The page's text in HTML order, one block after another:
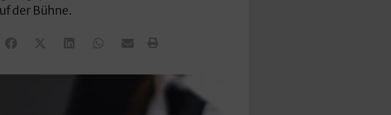
der Bühne.